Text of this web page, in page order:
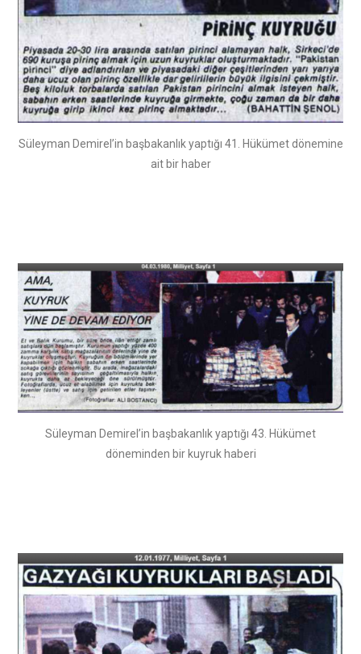
Süleyman Demirel’in başbakanlık yaptığı 41. Hükümet dönemine
ait bir haber
Süleyman Demirel’in başbakanlık yaptığı 43. Hükümet
döneminden bir kuyruk haberi